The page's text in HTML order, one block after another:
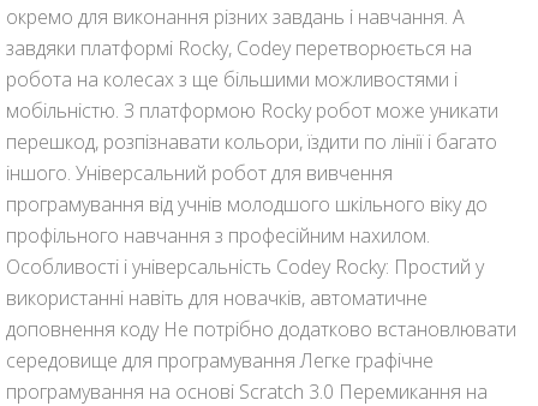
окремо для виконання різних завдань і навчання. А
завдяки платформі Rocky, Codey перетворюється на
робота на колесах з ще більшими можливостями і
мобільністю. З платформою Rocky робот може уникати
перешкод, розпізнавати кольори, їздити по лінії і багато
іншого. Універсальний робот для вивчення
програмування від учнів молодшого шкільного віку до
профільного навчання з професійним нахилом.
Особливості і універсальність Codey Rocky: Простий у
використанні навіть для новачків, автоматичне
доповнення коду Не потрібно додатково встановлювати
середовище для програмування Легке графічне
програмування на основі Scratch 3.0 Перемикання на